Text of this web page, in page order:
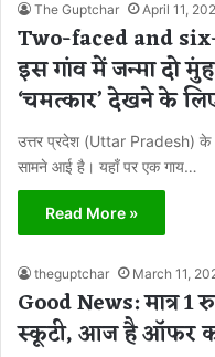
The Guptchar April 11,
Two-faced and
इस गांव में जन्मा दो
‘चमत्कार’ देखने के
उत्तर प्रदेश (Uttar Pradesh) के
सामने आई है। यहाँ पर एक गाय…
Read More »
theguptchar March 11,
Good News: मात्र
स्कूटी, आज है ऑफर